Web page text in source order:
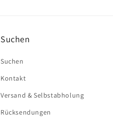
Suchen
Suchen
Kontakt
Versand & Selbstabholung
Rücksendungen